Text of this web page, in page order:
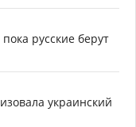
русские берут
украинский